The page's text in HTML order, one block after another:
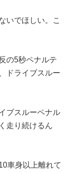
いでほしい。こ
の5秒ペナルテ
ドライブスルー
ブスルーペナル
走り続けるん
車身以上離れて